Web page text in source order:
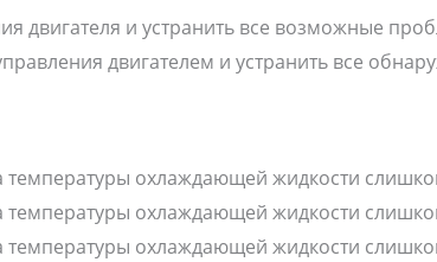
двигателя и устранить все возможные
двигателем и устранить все
температуры охлаждающей жидкости
температуры охлаждающей жидкости
температуры охлаждающей жидкости